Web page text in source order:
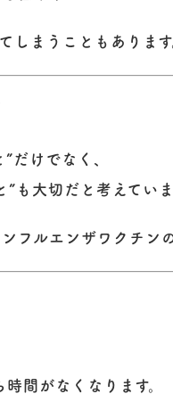
しまうこともあります
だけでなく、
も大切だと考えていま
ンフルエンザワクチン
間がなくなります。